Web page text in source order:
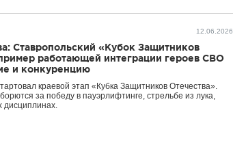
12.06.2026
Ставропольский «Кубок Защитников
работающей интеграции героев СВО
и конкуренцию
краевой этап «Кубка Защитников Отечества».
за победу в пауэрлифтинге, стрельбе из лука,
дисциплинах.